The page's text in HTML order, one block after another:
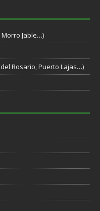
Morro Jable…)
Rosario, Puerto Lajas…)